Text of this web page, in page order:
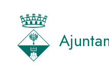
contingut